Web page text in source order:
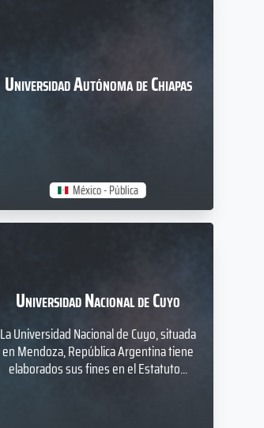
México - Pública
Universidad Autónoma de Chiapas
Universidad Nacional de Cuyo
La Universidad Nacional de Cuyo, situada
en Mendoza, República Argentina tiene
elaborados sus fines en el Estatuto...